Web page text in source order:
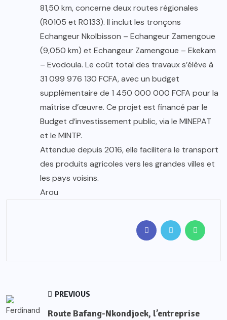
81,50 km, concerne deux routes régionales
(R0105 et R0133). Il inclut les tronçons
Echangeur Nkolbisson – Echangeur Zamengoue
(9,050 km) et Echangeur Zamengoue – Ekekam
– Evodoula. Le coût total des travaux s’élève à
31 099 976 130 FCFA, avec un budget
supplémentaire de 1 450 000 000 FCFA pour la
maîtrise d’œuvre. Ce projet est financé par le
Budget d’investissement public, via le MINEPAT
et le MINTP.
Attendue depuis 2016, elle facilitera le transport
des produits agricoles vers les grandes villes et
les pays voisins.
Arou
PREVIOUS
Route Bafang-Nkondjock, l’entreprise